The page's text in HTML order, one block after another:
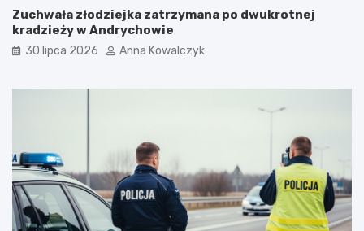
e
m
i
Zuchwała złodziejka zatrzymana po dwukrotnej
kradzieży w Andrychowie
30 lipca 2026 Anna Kowalczyk